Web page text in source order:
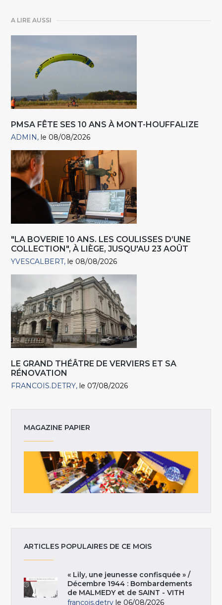
A LIRE AUSSI
PMSA FÊTE SES 10 ANS À MONT-HOUFFALIZE
ADMIN le 08/08/2026
"LA BOVERIE 10 ANS. LES COULISSES D’UNE
COLLECTION", À LIÈGE, JUSQU'AU 23 AOÛT
YVESCALBERT le 08/08/2026
LE GRAND THÉÂTRE DE VERVIERS ET SA
RÉNOVATION
FRANCOIS.DETRY le 07/08/2026
MAGAZINE PAPIER
ARTICLES POPULAIRES DE CE MOIS
« Lily, une jeunesse confisquée » /
Décembre 1944 : Bombardements
de MALMEDY et de SAINT - VITH
francois.detry le 06/08/2026